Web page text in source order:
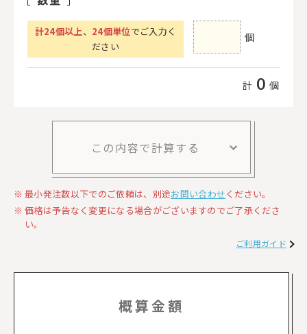
計24個以上、 24個単位でご入力く
ださい
個
計 0 個
この内容で計算する
最小発注数以下でのご依頼は、別途お問い合わせください。
価格は予告なく変更になる場合がございますのでご了承くださ
い。
ご利用ガイド
概算金額